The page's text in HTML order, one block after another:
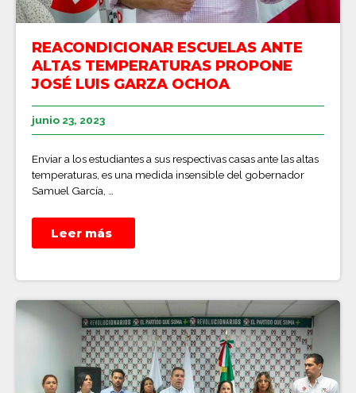
REACONDICIONAR ESCUELAS ANTE
ALTAS TEMPERATURAS PROPONE
JOSÉ LUIS GARZA OCHOA
junio 23, 2023
Enviar a los estudiantes a sus respectivas casas ante las altas
temperaturas, es una medida insensible del gobernador
Samuel García, …
Leer más